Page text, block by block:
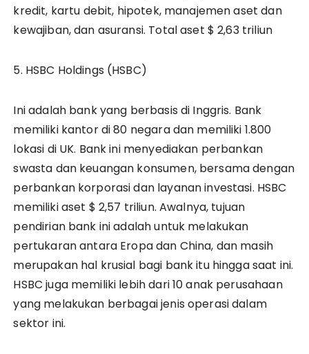
kredit, kartu debit, hipotek, manajemen aset dan
kewajiban, dan asuransi. Total aset $ 2,63 triliun
5. HSBC Holdings (HSBC)
Ini adalah bank yang berbasis di Inggris. Bank
memiliki kantor di 80 negara dan memiliki 1.800
lokasi di UK. Bank ini menyediakan perbankan
swasta dan keuangan konsumen, bersama dengan
perbankan korporasi dan layanan investasi. HSBC
memiliki aset $ 2,57 triliun. Awalnya, tujuan
pendirian bank ini adalah untuk melakukan
pertukaran antara Eropa dan China, dan masih
merupakan hal krusial bagi bank itu hingga saat ini.
HSBC juga memiliki lebih dari 10 anak perusahaan
yang melakukan berbagai jenis operasi dalam
sektor ini.